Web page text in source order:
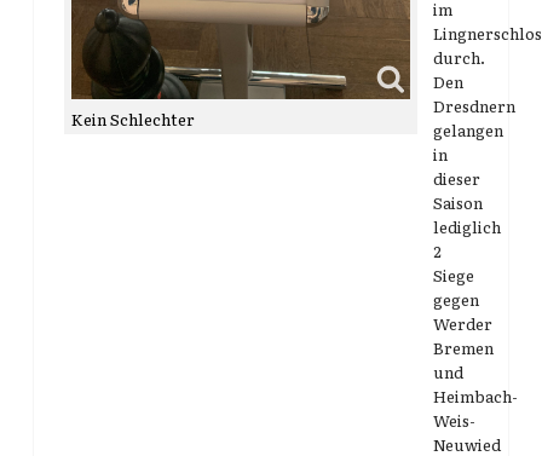
Kein Schlechter
im
durch.
Den
Dresdnern
gelangen
in
dieser
Saison
lediglich
2
Siege
gegen
Werder
Bremen
und
Heimbach-
Weis-
Neuwied